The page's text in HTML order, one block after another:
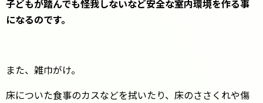
子どもが踏んでも怪我しないなど安全な室内環境を作る事
になるのです。
また、雑巾がけ。
床についた食事のカスなどを拭いたり、床のささくれや傷